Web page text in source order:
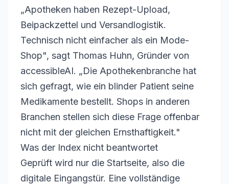
„Apotheken haben Rezept-Upload,
Beipackzettel und Versandlogistik.
Technisch nicht einfacher als ein Mode-
Shop", sagt Thomas Huhn, Gründer von
accessibleAI. „Die Apothekenbranche hat
sich gefragt, wie ein blinder Patient seine
Medikamente bestellt. Shops in anderen
Branchen stellen sich diese Frage offenbar
nicht mit der gleichen Ernsthaftigkeit."
Was der Index nicht beantwortet
Geprüft wird nur die Startseite, also die
digitale Eingangstür. Eine vollständige